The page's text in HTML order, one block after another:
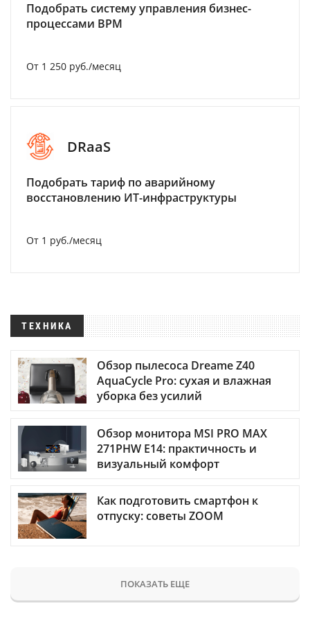
Подобрать систему управления бизнес-
процессами BPM
От 1 250 руб./месяц
DRaaS
Подобрать тариф по аварийному
восстановлению ИТ-инфраструктуры
От 1 руб./месяц
ТЕХНИКА
Обзор пылесоса Dreame Z40
AquaCycle Pro: сухая и влажная
уборка без усилий
Обзор монитора MSI PRO MAX
271PHW E14: практичность и
визуальный комфорт
Как подготовить смартфон к
отпуску: советы ZOOM
ПОКАЗАТЬ ЕЩЕ